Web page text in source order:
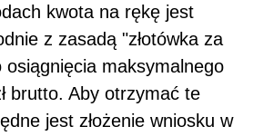
kwota na rękę jest
z zasadą "złotówka za
osiągnięcia maksymalnego
brutto. Aby otrzymać te
jest złożenie wniosku w